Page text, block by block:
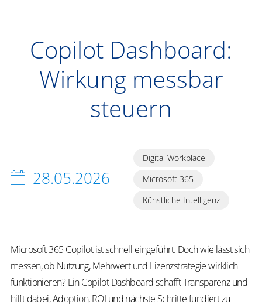
Copilot Dashboard:
Wirkung messbar
steuern
28.05.2026
Digital Workplace
Microsoft 365
Künstliche Intelligenz
Microsoft 365 Copilot ist schnell eingeführt. Doch wie lässt sich
messen, ob Nutzung, Mehrwert und Lizenzstrategie wirklich
funktionieren? Ein Copilot Dashboard schafft Transparenz und
hilft dabei, Adoption, ROI und nächste Schritte fundiert zu